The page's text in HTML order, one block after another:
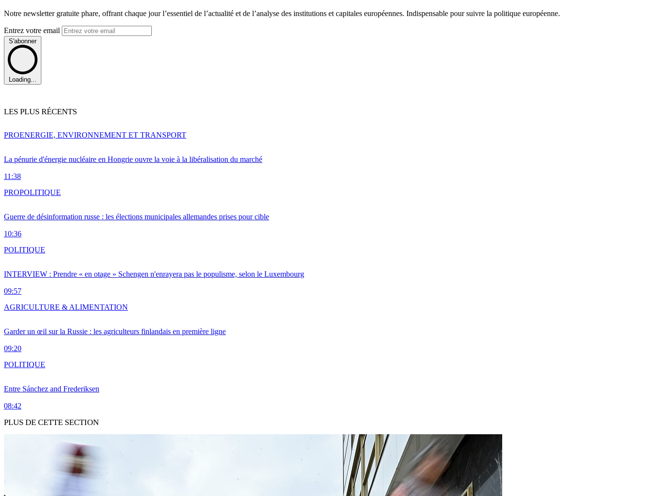
Notre newsletter gratuite phare, offrant chaque jour l’essentiel de l’actualité et de l’analyse des institutions et capitales européennes. Indispensable pour suivre la politique européenne.
Entrez votre email
S'abonner
Loading...
LES PLUS RÉCENTS
La pénurie d'énergie nucléaire en Hongrie ouvre la voie à la libéralisation du marché
11:38
PROENERGIE, ENVIRONNEMENT ET TRANSPORT
Guerre de désinformation russe : les élections municipales allemandes prises pour cible
10:36
PROPOLITIQUE
INTERVIEW : Prendre « en otage » Schengen n'enrayera pas le populisme, selon le Luxembourg
09:57
POLITIQUE
Garder un œil sur la Russie : les agriculteurs finlandais en première ligne
09:20
AGRICULTURE & ALIMENTATION
Entre Sánchez and Frederiksen
08:42
POLITIQUE
PLUS DE CETTE SECTION